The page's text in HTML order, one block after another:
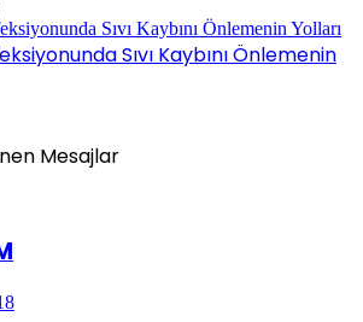
Sıvı Kaybını Önlemenin
Mesajlar